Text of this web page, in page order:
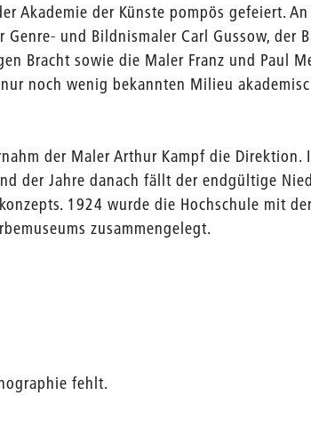
Akademie der Künste pompös gefeiert.
und Bildnismaler Carl Gussow, der
Bracht sowie die Maler Franz und Paul
noch wenig bekannten Milieu
der Maler Arthur Kampf die Direktion.
der Jahre danach fällt der endgültige
1924 wurde die Hochschule mit
zusammengelegt.
fehlt.